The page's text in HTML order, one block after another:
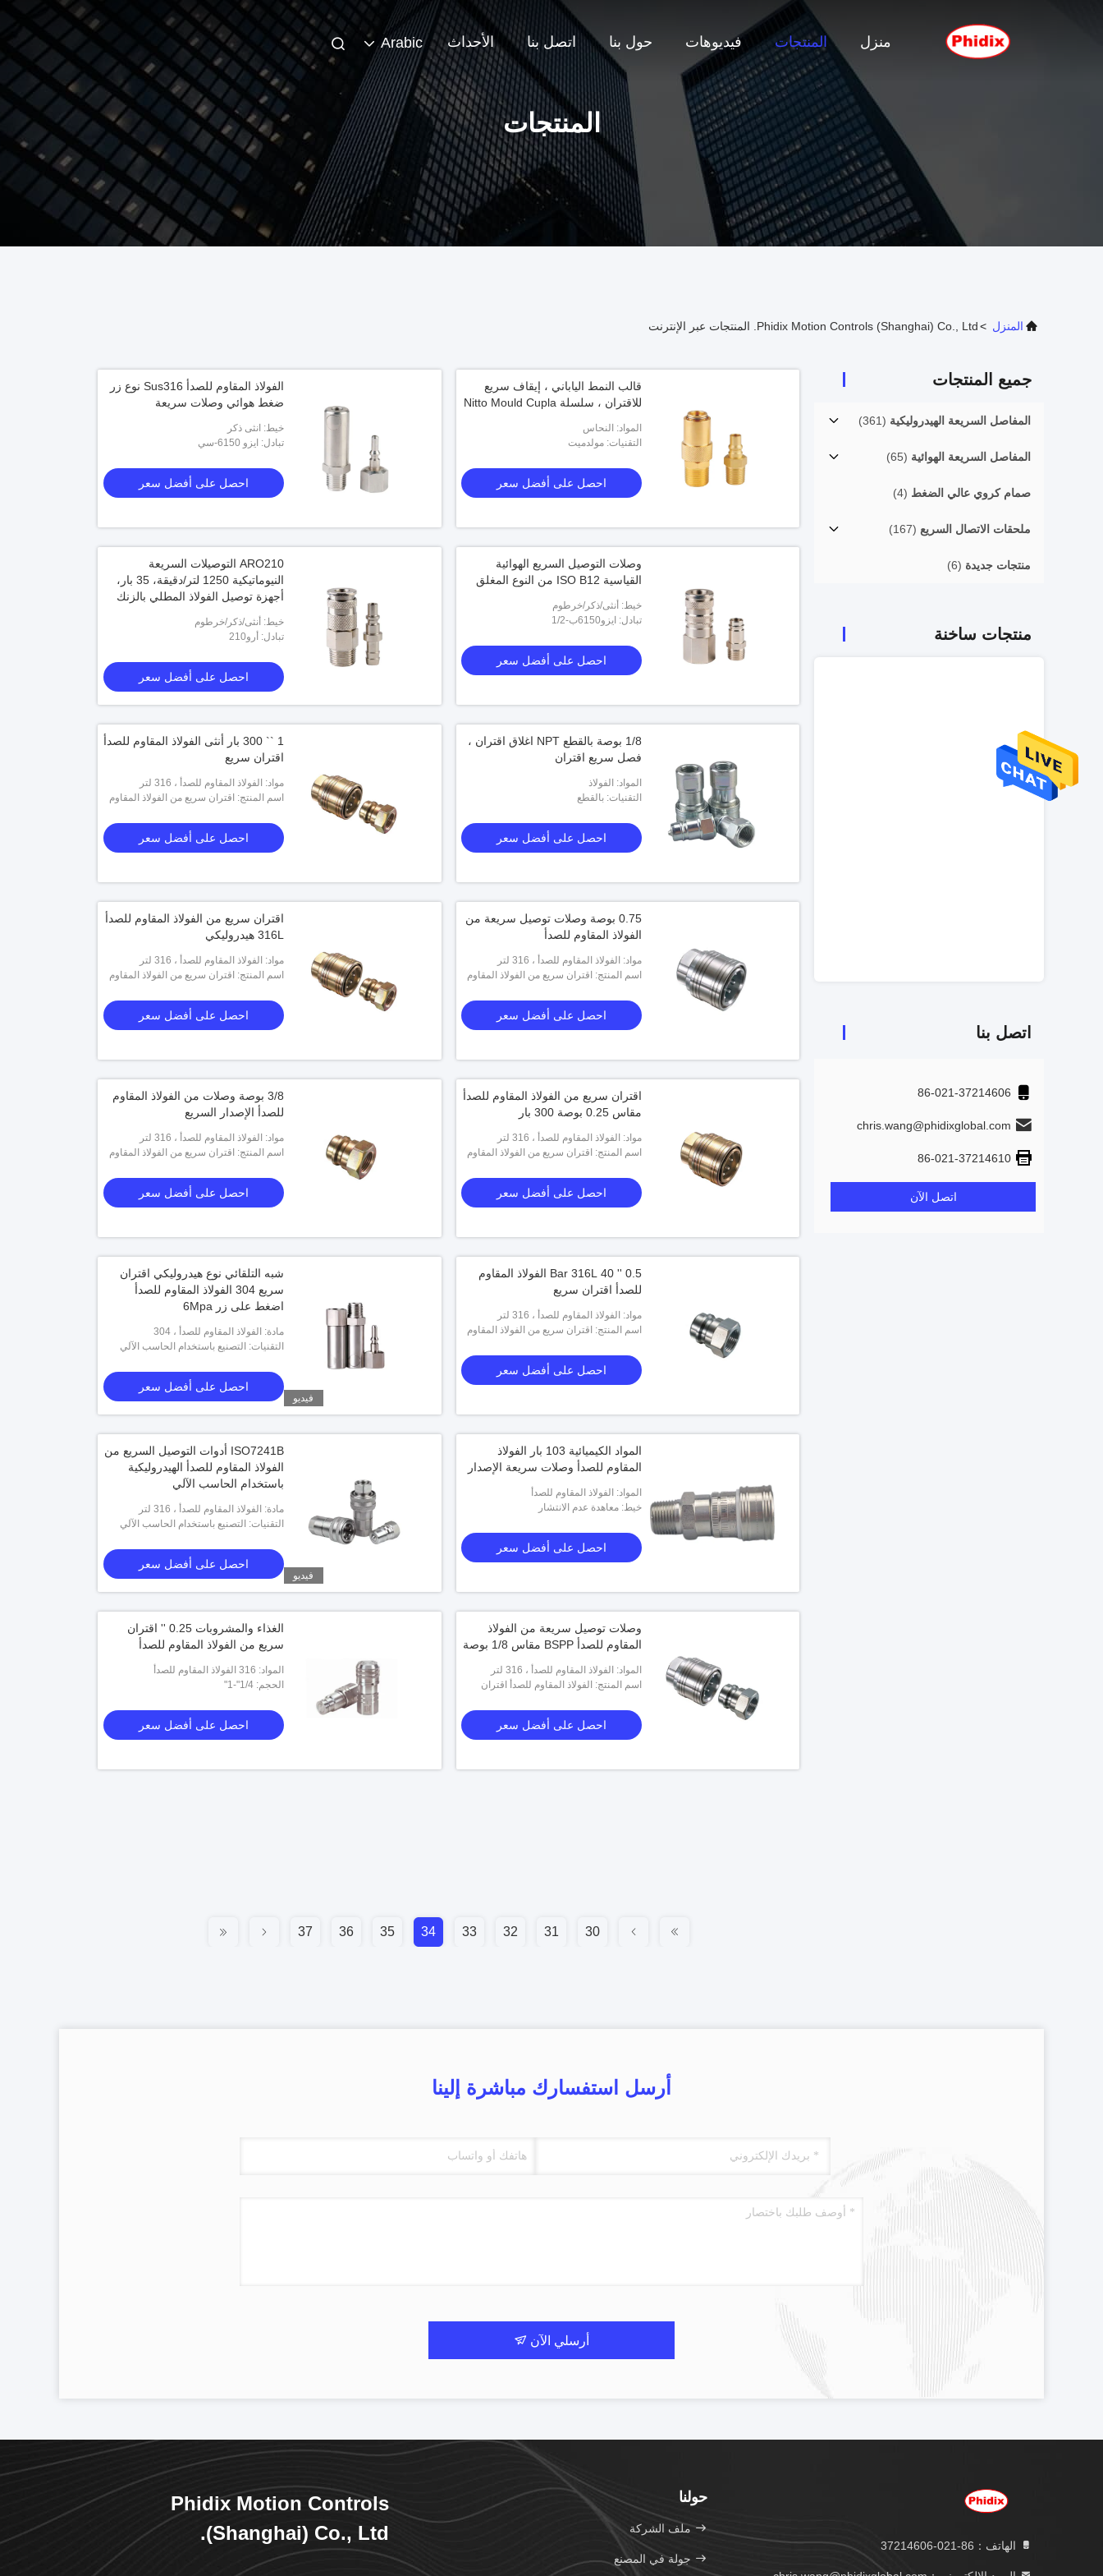
منزل المنتجات فيديوهات حول بنا اتصل بنا الأحداث Arabic
المنتجات
المنزل >Phidix Motion Controls (Shanghai) Co., Ltd. المنتجات عبر الإنترنت
جميع المنتجات
المفاصل السريعة الهيدروليكية (361)
المفاصل السريعة الهوائية (65)
صمام كروي عالي الضغط (4)
ملحقات الاتصال السريع (167)
منتجات جديدة (6)
منتجات ساخنة
"في خط خرطوم بارب
احصل على أفضل سعر
اتصل بنا
86-021-37214606
chris.wang@phidixglobal.com
86-021-37214610
اتصل الآن
قالب النمط الياباني ، إيقاف سريع
للاقتران ، سلسلة Nitto Mould Cupla
المواد: النحاس
التقنيات: مولدميت
احصل على أفضل سعر
الفولاذ المقاوم للصدأ Sus316 نوع زر
ضغط هوائي وصلات سريعة
خيط: انثى ذكر
تبادل: ايزو 6150-سي
احصل على أفضل سعر
وصلات التوصيل السريع الهوائية
القياسية ISO B12 من النوع المغلق
خيط: أنثى/ذكر/خرطوم
تبادل: ايزو6150ب-1/2
احصل على أفضل سعر
ARO210 التوصيلات السريعة
النيوماتيكية 1250 لتر/دقيقة، 35 بار،
أجهزة توصيل الفولاذ المطلي بالزنك
خيط: أنثى/ذكر/خرطوم
تبادل: أرو210
احصل على أفضل سعر
1/8 بوصة بالقطع NPT اغلاق اقتران ،
فصل سريع اقتران
المواد: الفولاذ
التقنيات: بالقطع
احصل على أفضل سعر
1 `` 300 بار أنثى الفولاذ المقاوم للصدأ
اقتران سريع
مواد: الفولاذ المقاوم للصدأ ، 316 لتر
اسم المنتج: اقتران سريع من الفولاذ المقاوم
احصل على أفضل سعر
0.75 بوصة وصلات توصيل سريعة من
الفولاذ المقاوم للصدأ
مواد: الفولاذ المقاوم للصدأ ، 316 لتر
اسم المنتج: اقتران سريع من الفولاذ المقاوم
احصل على أفضل سعر
اقتران سريع من الفولاذ المقاوم للصدأ
316L هيدروليكي
مواد: الفولاذ المقاوم للصدأ ، 316 لتر
اسم المنتج: اقتران سريع من الفولاذ المقاوم
احصل على أفضل سعر
اقتران سريع من الفولاذ المقاوم للصدأ
مقاس 0.25 بوصة 300 بار
مواد: الفولاذ المقاوم للصدأ ، 316 لتر
اسم المنتج: اقتران سريع من الفولاذ المقاوم
احصل على أفضل سعر
3/8 بوصة وصلات من الفولاذ المقاوم
للصدأ الإصدار السريع
مواد: الفولاذ المقاوم للصدأ ، 316 لتر
اسم المنتج: اقتران سريع من الفولاذ المقاوم
احصل على أفضل سعر
0.5 '' 40 Bar 316L الفولاذ المقاوم
للصدأ اقتران سريع
مواد: الفولاذ المقاوم للصدأ ، 316 لتر
اسم المنتج: اقتران سريع من الفولاذ المقاوم
احصل على أفضل سعر
فيديو
شبه التلقائي نوع هيدروليكي اقتران
سريع 304 الفولاذ المقاوم للصدأ
اضغط على زر 6Mpa
مادة: الفولاذ المقاوم للصدأ ، 304
التقنيات: التصنيع باستخدام الحاسب الآلي
احصل على أفضل سعر
المواد الكيميائية 103 بار الفولاذ
المقاوم للصدأ وصلات سريعة الإصدار
المواد: الفولاذ المقاوم للصدأ
خيط: معاهدة عدم الانتشار
احصل على أفضل سعر
فيديو
ISO7241B أدوات التوصيل السريع من
الفولاذ المقاوم للصدأ الهيدروليكية
باستخدام الحاسب الآلي
مادة: الفولاذ المقاوم للصدأ ، 316 لتر
التقنيات: التصنيع باستخدام الحاسب الآلي
احصل على أفضل سعر
وصلات توصيل سريعة من الفولاذ
المقاوم للصدأ BSPP مقاس 1/8 بوصة
المواد: الفولاذ المقاوم للصدأ ، 316 لتر
اسم المنتج: الفولاذ المقاوم للصدأ اقتران
احصل على أفضل سعر
الغذاء والمشروبات 0.25 '' اقتران
سريع من الفولاذ المقاوم للصدأ
المواد: 316 الفولاذ المقاوم للصدأ
الحجم: 1/4"-1"
احصل على أفضل سعر
30
31
32
33
34
35
36
37
أرسل استفسارك مباشرة إلينا
أرسلي الآن
الهاتف：86-021-37214606
حولنا
ملف الشركة
جولة في المصنع
Phidix Motion Controls
(Shanghai) Co., Ltd.